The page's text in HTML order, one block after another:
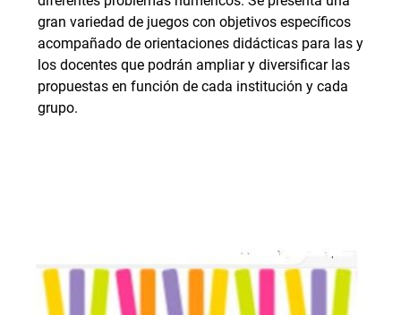
gran variedad de juegos con objetivos específicos
acompañado de orientaciones didácticas para las y
los docentes que podrán ampliar y diversificar las
propuestas en función de cada institución y cada
grupo.